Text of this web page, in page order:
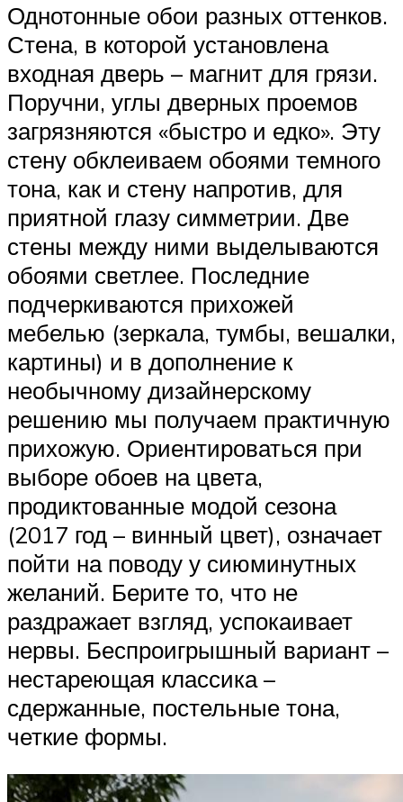
Однотонные обои разных оттенков.
Стена, в которой установлена
входная дверь – магнит для грязи.
Поручни, углы дверных проемов
загрязняются «быстро и едко». Эту
стену обклеиваем обоями темного
тона, как и стену напротив, для
приятной глазу симметрии. Две
стены между ними выделываются
обоями светлее. Последние
подчеркиваются прихожей
мебелью (зеркала, тумбы, вешалки,
картины) и в дополнение к
необычному дизайнерскому
решению мы получаем практичную
прихожую. Ориентироваться при
выборе обоев на цвета,
продиктованные модой сезона
(2017 год – винный цвет), означает
пойти на поводу у сиюминутных
желаний. Берите то, что не
раздражает взгляд, успокаивает
нервы. Беспроигрышный вариант –
нестареющая классика –
сдержанные, постельные тона,
четкие формы.